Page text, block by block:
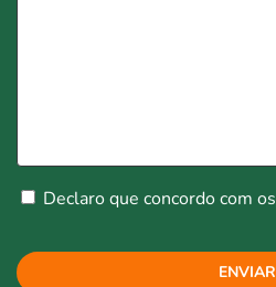
Declaro que concordo com os
ENVIAR